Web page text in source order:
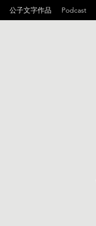
公子文字作品 Podcast